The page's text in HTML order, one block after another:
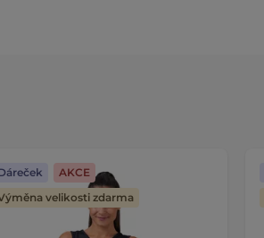
AKCE
velikosti zdarma